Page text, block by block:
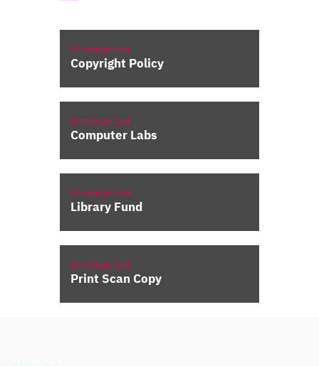
Uncategorized
Copyright Policy
Uncategorized
Computer Labs
Uncategorized
Library Fund
Uncategorized
Print Scan Copy